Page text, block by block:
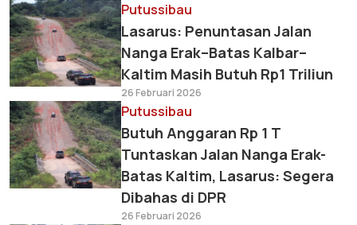
Putussibau
Lasarus: Penuntasan Jalan
Nanga Erak–Batas Kalbar–
Kaltim Masih Butuh Rp1 Triliun
26 Februari 2026
Putussibau
Butuh Anggaran Rp 1 T
Tuntaskan Jalan Nanga Erak-
Batas Kaltim, Lasarus: Segera
Dibahas di DPR
26 Februari 2026